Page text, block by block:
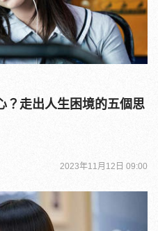
？走出人生困境的五個思
2023年11月12日 09:00